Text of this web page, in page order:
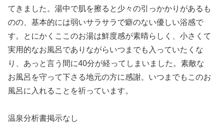
てきました。湯中で肌を擦ると少々の引っかかりがあるも
のの、基本的には弱いサラサラで癖のない優しい浴感で
す。とにかくここのお湯は鮮度感が素晴らしく、小さくて
実用的なお風呂でありながらいつまでも入っていたくな
り、あっと言う間に40分が経ってしまいました。素敵な
お風呂を守って下さる地元の方に感謝。いつまでもこのお
風呂に入れることを祈っています。
温泉分析書掲示なし